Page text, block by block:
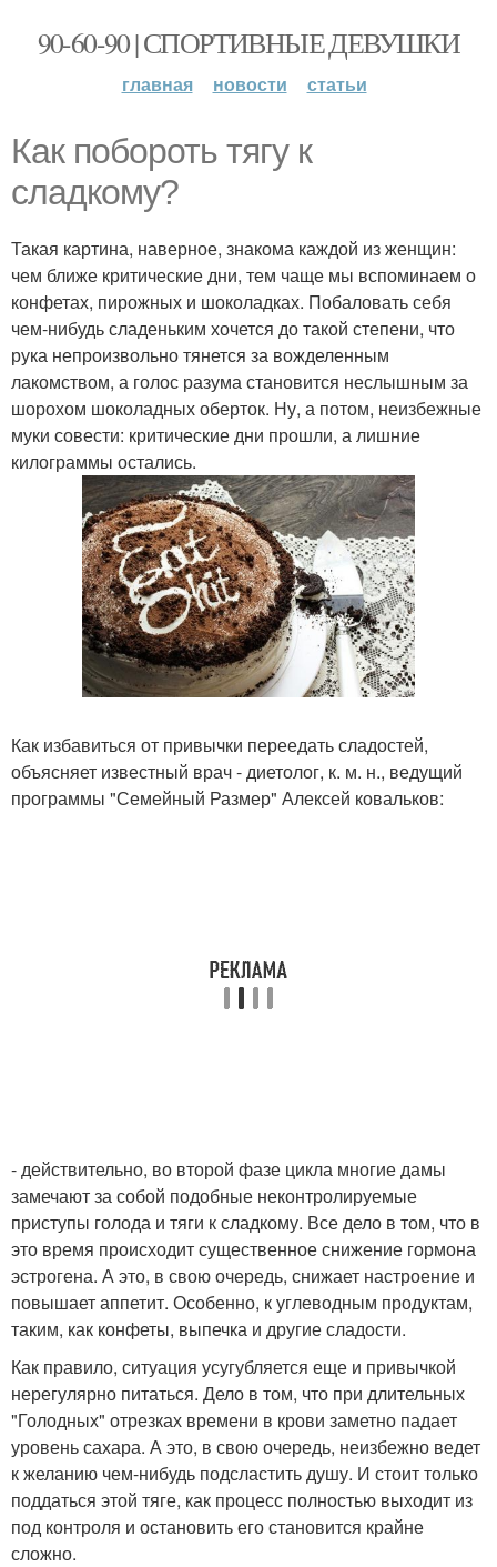
90-60-90 | СПОРТИВНЫЕ ДЕВУШКИ
главная новости статьи
Как побороть тягу к
сладкому?
Такая картина, наверное, знакома каждой из женщин:
чем ближе критические дни, тем чаще мы вспоминаем о
конфетах, пирожных и шоколадках. Побаловать себя
чем-нибудь сладеньким хочется до такой степени, что
рука непроизвольно тянется за вожделенным
лакомством, а голос разума становится неслышным за
шорохом шоколадных оберток. Ну, а потом, неизбежные
муки совести: критические дни прошли, а лишние
килограммы остались.
Как избавиться от привычки переедать сладостей,
объясняет известный врач - диетолог, к. м. н., ведущий
программы "Семейный Размер" Алексей ковальков:
- действительно, во второй фазе цикла многие дамы
замечают за собой подобные неконтролируемые
приступы голода и тяги к сладкому. Все дело в том, что в
это время происходит существенное снижение гормона
эстрогена. А это, в свою очередь, снижает настроение и
повышает аппетит. Особенно, к углеводным продуктам,
таким, как конфеты, выпечка и другие сладости.
Как правило, ситуация усугубляется еще и привычкой
нерегулярно питаться. Дело в том, что при длительных
"Голодных" отрезках времени в крови заметно падает
уровень сахара. А это, в свою очередь, неизбежно ведет
к желанию чем-нибудь подсластить душу. И стоит только
поддаться этой тяге, как процесс полностью выходит из
под контроля и остановить его становится крайне
сложно.